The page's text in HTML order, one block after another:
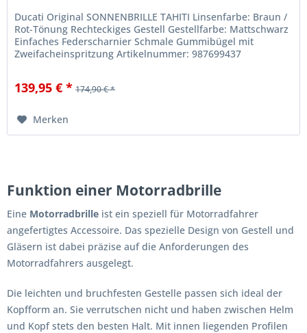
Ducati Original SONNENBRILLE TAHITI Linsenfarbe: Braun /
Rot-Tönung Rechteckiges Gestell Gestellfarbe: Mattschwarz
Einfaches Federscharnier Schmale Gummibügel mit
Zweifacheinspritzung Artikelnummer: 987699437
139,95 € * 174,90 € *
Merken
Funktion einer Motorradbrille
Eine Motorradbrille ist ein speziell für Motorradfahrer
angefertigtes Accessoire. Das spezielle Design von Gestell und
Gläsern ist dabei präzise auf die Anforderungen des
Motorradfahrers ausgelegt.
Die leichten und bruchfesten Gestelle passen sich ideal der
Kopfform an. Sie verrutschen nicht und haben zwischen Helm
und Kopf stets den besten Halt. Mit innen liegenden Profilen